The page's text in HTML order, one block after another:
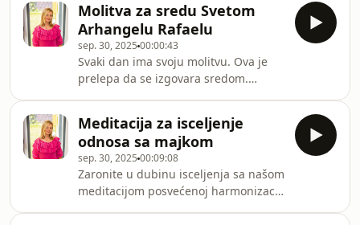
motivacija.Ne još jedno „izdrži“.Već
pravi unutrašnji reset. 🌿Ako osećaš
da:​ stalno ponavljaš iste obrasce​ te
strahovi i sumnje koče da napraviš
sledeći korak​ daješ drugima previše, a
sebi premalo​ želiš više mira,
sigurnosti i jasnoće u životu​ osećaš
poziv da ra
Molitva za sredu Svetom
Arhangelu Rafaelu
sep. 30, 2025 00:00:43
Svaki dan ima svoju molitvu. Ova je
prelepa da se izgovara sredom.
Arhangela Rafaela. Ako želiš naučiti
reiki ili theta healing tehniku pomoći
sebi i drugima piši mi na mail
zivkovic.tanja@gmail.com
Meditacija za isceljenje
odnosa sa majkom
sep. 30, 2025 00:09:08
Zaronite u dubinu isceljenja sa našom
meditacijom posvećenoj harmonizaciji